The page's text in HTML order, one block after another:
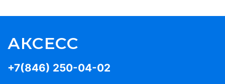
+7(846) 250-04-02
АКСЕСС